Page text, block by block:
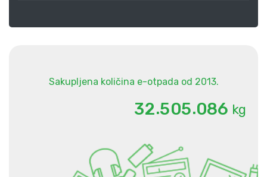
Sakupljena količina e-otpada od 2013.
32.505.086 kg